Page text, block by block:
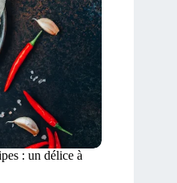
: un délice à